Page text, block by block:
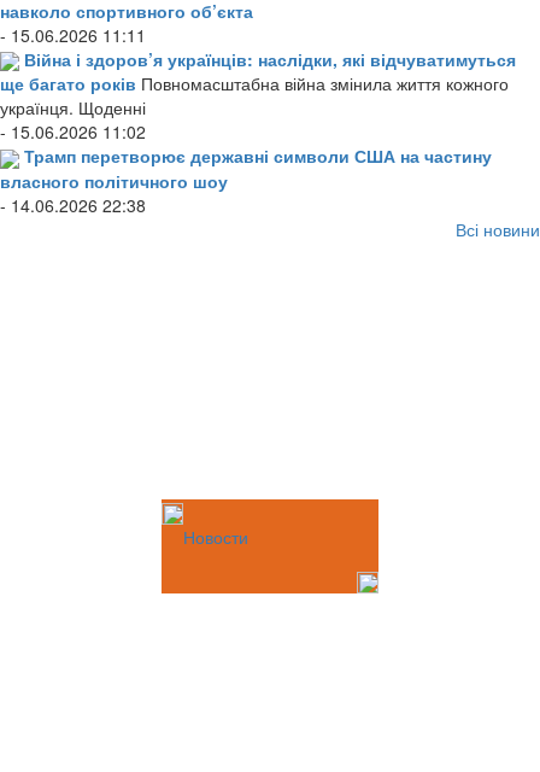
навколо спортивного об’єкта
- 15.06.2026 11:11
Війна і здоров’я українців: наслідки, які відчуватимуться
ще багато років Повномасштабна війна змінила життя кожного
українця. Щоденні
- 15.06.2026 11:02
Трамп перетворює державні символи США на частину
власного політичного шоу
- 14.06.2026 22:38
Всі новини
Новости